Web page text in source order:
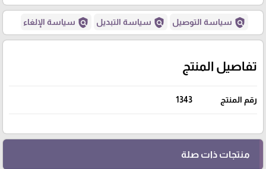
policy سياسة التوصيل policy سياسة التبديل policy سياسة الإلغاء
تفاصيل المنتج
رقم المنتج 1343
منتجات ذات صلة